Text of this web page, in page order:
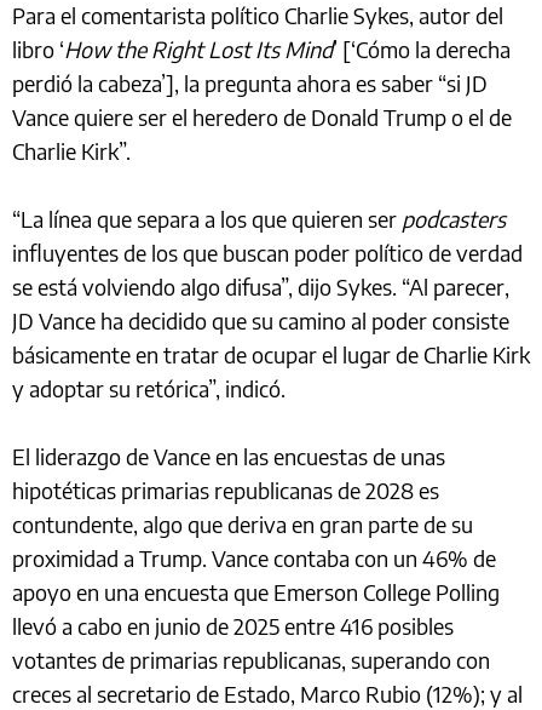
Para el comentarista político Charlie Sykes, autor del
libro ‘How the Right Lost Its Mind’ [‘Cómo la derecha
perdió la cabeza’], la pregunta ahora es saber “si JD
Vance quiere ser el heredero de Donald Trump o el de
Charlie Kirk”.
“La línea que separa a los que quieren ser podcasters
influyentes de los que buscan poder político de verdad
se está volviendo algo difusa”, dijo Sykes. “Al parecer,
JD Vance ha decidido que su camino al poder consiste
básicamente en tratar de ocupar el lugar de Charlie Kirk
y adoptar su retórica”, indicó.
El liderazgo de Vance en las encuestas de unas
hipotéticas primarias republicanas de 2028 es
contundente, algo que deriva en gran parte de su
proximidad a Trump. Vance contaba con un 46% de
apoyo en una encuesta que Emerson College Polling
llevó a cabo en junio de 2025 entre 416 posibles
votantes de primarias republicanas, superando con
creces al secretario de Estado, Marco Rubio (12%); y al